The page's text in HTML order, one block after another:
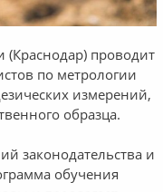
(Краснодар) проводит
по метрологии
измерений,
образца.
законодательства и
обучения